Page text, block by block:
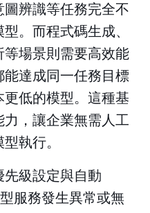
辨識等任務完全不
。而程式碼生成、
場景則需要高效能
達成同一任務目標
低的模型。這種基
，讓企業無需人工
執行。
級設定與自動
服務發生異常或無